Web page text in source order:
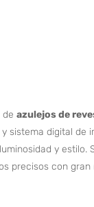
de azulejos de
sistema digital de
y estilo.
precisos con gran